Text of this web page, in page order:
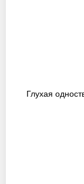
Глухая